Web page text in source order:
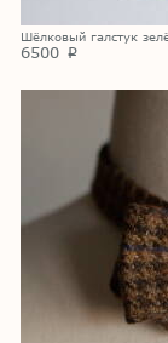
Шёлковый галстук
6500 p